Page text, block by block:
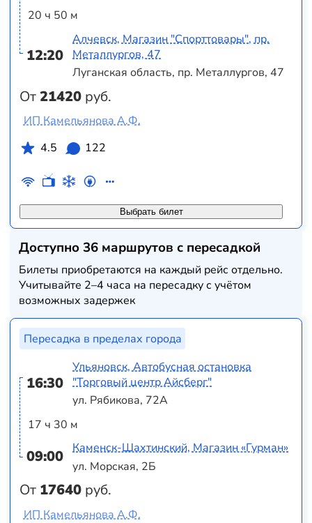
20 ч 50 м
12:20
От21420 руб.
Алчевск, Магазин "Спорттовары", пр.
Металлургов, 47
Луганская область, пр. Металлургов, 47
Выбрать билет
ИП Камельянова А.Ф.
4.5
122
Доступно 36 маршрутов с пересадкой
Билеты приобретаются на каждый рейс отдельно.
Учитывайте 2–4 часа на пересадку с учётом
возможных задержек
Пересадка в пределах города
16:30
17 ч 30 м
09:00
От 17640 руб.
Ульяновск, Автобусная остановка
"Торговый центр Айсберг"
ул. Рябикова, 72А
Каменск-Шахтинский, Магазин «Гурман»
ул. Морская, 2Б
ИП Камельянова А.Ф.